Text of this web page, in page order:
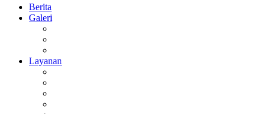
Berita
Galeri
Layanan